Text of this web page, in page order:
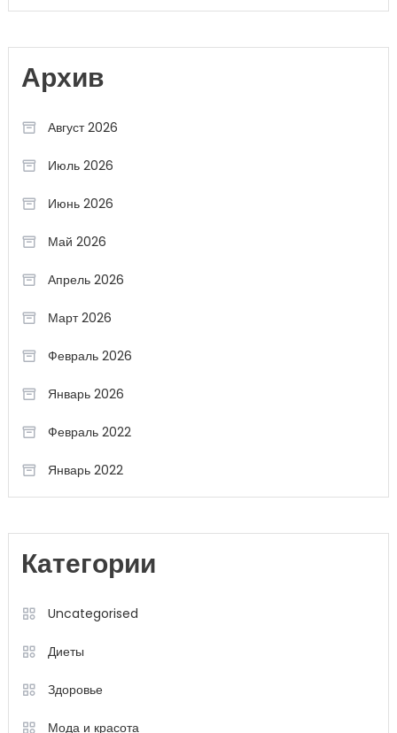
Архив
Август 2026
Июль 2026
Июнь 2026
Май 2026
Апрель 2026
Март 2026
Февраль 2026
Январь 2026
Февраль 2022
Январь 2022
Категории
Uncategorised
Диеты
Здоровье
Мода и красота